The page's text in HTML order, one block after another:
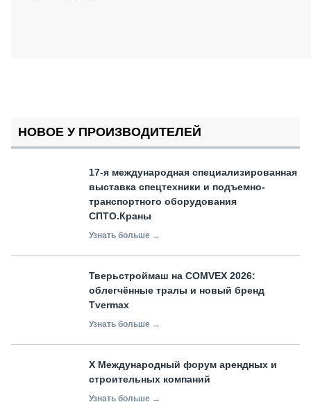
НОВОЕ У ПРОИЗВОДИТЕЛЕЙ
17-я международная специализированная
выставка спецтехники и подъемно-
транспортного оборудования
СПТО.Краны
Узнать больше →
Тверьстроймаш на COMVEX 2026:
облегчённые тралы и новый бренд
Tvermax
Узнать больше →
X Международный форум арендных и
строительных компаний
Узнать больше →